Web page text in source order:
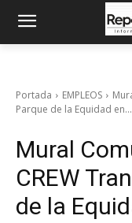
Portada EMPLEOS
Parque de la Equidad en...
Mural
CREW
de la